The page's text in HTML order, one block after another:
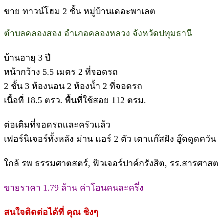
ขาย ทาวน์โฮม 2 ชั้น หมู่บ้านเดอะพาเลต
ตำบลคลองสอง อำเภอคลองหลวง จังหวัดปทุมธานี
บ้านอายุ 3 ปี
หน้ากว้าง 5.5 เมตร 2 ที่จอดรถ
2 ชั้น 3 ห้องนอน 2​ ห้องน้ำ 2 ที่จอดรถ
เนื้อที่ 18.5 ตรว. พื้นที่ใช้สอย 112 ตรม.
ต่อเติมที่จอดรถและครัวแล้ว
เฟอร์นิเจอร์ทั้งหลัง ม่าน แอร์ 2 ตัว เตาแก๊สฝัง ฮู๊ดดูดควัน
ใกล้ รพ ธรรมศาตสตร์, ฟิวเจอร์ปาค์กรังสิต, รร.สารศาส
ขายราคา 1.79 ล้าน ค่าโอนคนละครึ่ง
สนใจติดต่อได้ที่ คุณ ชิงๆ